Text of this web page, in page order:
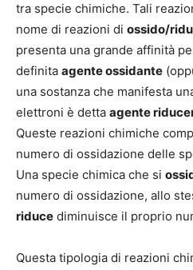
tra specie chimiche. Tali
nome di reazioni di ossido/
presenta una grande affinità
definita agente ossidante
una sostanza che manifesta
elettroni è detta agente
Queste reazioni chimiche
numero di ossidazione delle
Una specie chimica che si
numero di ossidazione, allo
riduce diminuisce il proprio
Questa tipologia di reazioni